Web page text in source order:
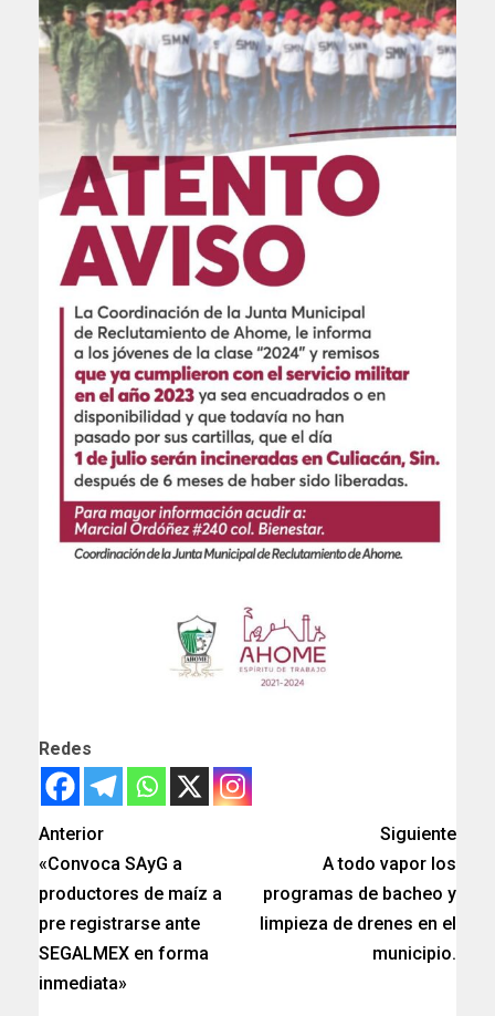
Redes
Anterior
«Convoca SAyG a
productores de maíz a
pre registrarse ante
SEGALMEX en forma
inmediata»
Siguiente
A todo vapor los
programas de bacheo y
limpieza de drenes en el
municipio.